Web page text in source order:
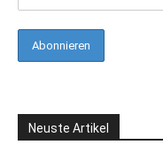
Neuste Artikel